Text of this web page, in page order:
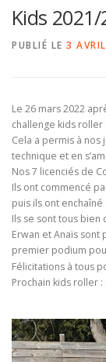
Kids
PUBLIÉ LE 3
Le 26 mars 2022
challenge kids
Cela a permis à
technique et en
Nos 7 licenciés de
Ils ont commencé
puis ils ont
Ils se sont tous bien
Erwan et Anaïs
premier podium
Félicitations à tous
Prochain kids roller